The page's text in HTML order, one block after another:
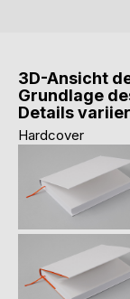
3D-Ansicht
Grundlage
Details
Hardcover